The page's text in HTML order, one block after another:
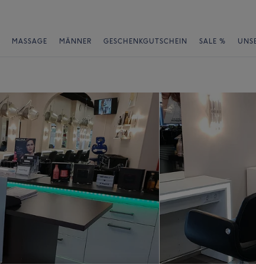
MASSAGE MÄNNER GESCHENKGUTSCHEIN SALE %